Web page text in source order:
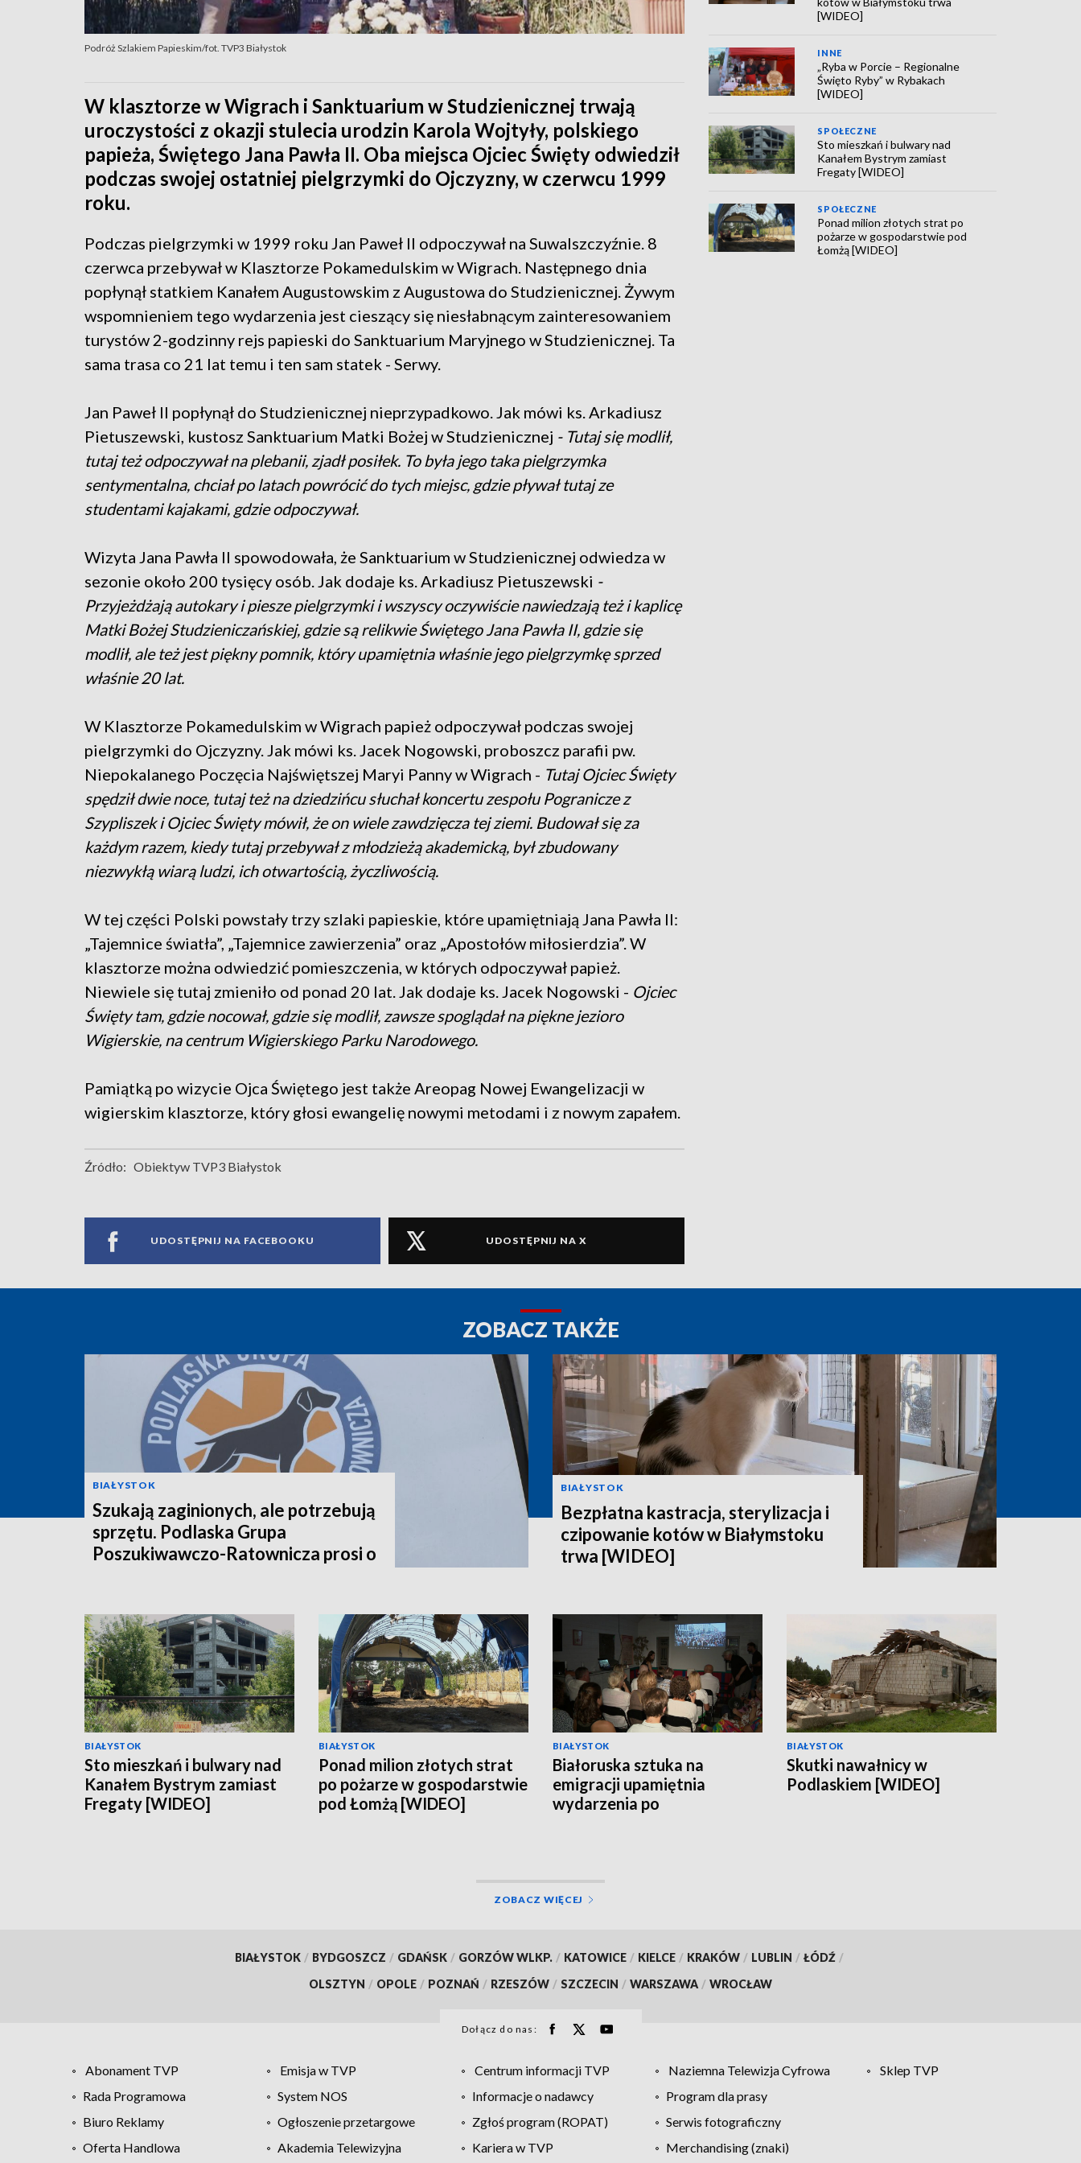
Podróż Szlakiem Papieskim/fot. TVP3 Białystok
W klasztorze w Wigrach i Sanktuarium w Studzienicznej trwają
uroczystości z okazji stulecia urodzin Karola Wojtyły, polskiego
papieża, Świętego Jana Pawła II. Oba miejsca Ojciec Święty odwiedził
podczas swojej ostatniej pielgrzymki do Ojczyzny, w czerwcu 1999
roku.
Podczas pielgrzymki w 1999 roku Jan Paweł II odpoczywał na Suwalszczyźnie. 8
czerwca przebywał w Klasztorze Pokamedulskim w Wigrach. Następnego dnia
popłynął statkiem Kanałem Augustowskim z Augustowa do Studzienicznej. Żywym
wspomnieniem tego wydarzenia jest cieszący się niesłabnącym zainteresowaniem
turystów 2-godzinny rejs papieski do Sanktuarium Maryjnego w Studzienicznej. Ta
sama trasa co 21 lat temu i ten sam statek - Serwy.
Jan Paweł II popłynął do Studzienicznej nieprzypadkowo. Jak mówi ks. Arkadiusz
Pietuszewski, kustosz Sanktuarium Matki Bożej w Studzienicznej - Tutaj się modlił,
tutaj też odpoczywał na plebanii, zjadł posiłek. To była jego taka pielgrzymka
sentymentalna, chciał po latach powrócić do tych miejsc, gdzie pływał tutaj ze
studentami kajakami, gdzie odpoczywał.
Wizyta Jana Pawła II spowodowała, że Sanktuarium w Studzienicznej odwiedza w
sezonie około 200 tysięcy osób. Jak dodaje ks. Arkadiusz Pietuszewski -
Przyjeżdżają autokary i piesze pielgrzymki i wszyscy oczywiście nawiedzają też i kaplicę
Matki Bożej Studzieniczańskiej, gdzie są relikwie Świętego Jana Pawła II, gdzie się
modlił, ale też jest piękny pomnik, który upamiętnia właśnie jego pielgrzymkę sprzed
właśnie 20 lat.
W Klasztorze Pokamedulskim w Wigrach papież odpoczywał podczas swojej
pielgrzymki do Ojczyzny. Jak mówi ks. Jacek Nogowski, proboszcz parafii pw.
Niepokalanego Poczęcia Najświętszej Maryi Panny w Wigrach - Tutaj Ojciec Święty
spędził dwie noce, tutaj też na dziedzińcu słuchał koncertu zespołu Pogranicze z
Szypliszek i Ojciec Święty mówił, że on wiele zawdzięcza tej ziemi. Budował się za
każdym razem, kiedy tutaj przebywał z młodzieżą akademicką, był zbudowany
niezwykłą wiarą ludzi, ich otwartością, życzliwością.
W tej części Polski powstały trzy szlaki papieskie, które upamiętniają Jana Pawła II:
„Tajemnice światła”, „Tajemnice zawierzenia” oraz „Apostołów miłosierdzia”. W
klasztorze można odwiedzić pomieszczenia, w których odpoczywał papież.
Niewiele się tutaj zmieniło od ponad 20 lat. Jak dodaje ks. Jacek Nogowski - Ojciec
Święty tam, gdzie nocował, gdzie się modlił, zawsze spoglądał na piękne jezioro
Wigierskie, na centrum Wigierskiego Parku Narodowego.
Pamiątką po wizycie Ojca Świętego jest także Areopag Nowej Ewangelizacji w
wigierskim klasztorze, który głosi ewangelię nowymi metodami i z nowym zapałem.
Źródło: Obiektyw TVP3 Białystok
UDOSTĘPNIJ NA FACEBOOKU UDOSTĘPNIJ NA X
[WIDEO]
INNE
„Ryba w Porcie – Regionalne
Święto Ryby” w Rybakach
[WIDEO]
SPOŁECZNE
Sto mieszkań i bulwary nad
Kanałem Bystrym zamiast
Fregaty [WIDEO]
SPOŁECZNE
Ponad milion złotych strat po
pożarze w gospodarstwie pod
Łomżą [WIDEO]
ZOBACZ TAKŻE
BIAŁYSTOK
Szukają zaginionych, ale potrzebują
sprzętu. Podlaska Grupa
Poszukiwawczo-Ratownicza prosi o
BIAŁYSTOK
Bezpłatna kastracja, sterylizacja i
czipowanie kotów w Białymstoku
trwa [WIDEO]
BIAŁYSTOK
Sto mieszkań i bulwary nad
Kanałem Bystrym zamiast
Fregaty [WIDEO]
BIAŁYSTOK
Ponad milion złotych strat
po pożarze w gospodarstwie
pod Łomżą [WIDEO]
BIAŁYSTOK
Białoruska sztuka na
emigracji upamiętnia
wydarzenia po
BIAŁYSTOK
Skutki nawałnicy w
Podlaskiem [WIDEO]
ZOBACZ WIĘCEJ
BIAŁYSTOK / BYDGOSZCZ / GDAŃSK / GORZÓW WLKP. / KATOWICE / KIELCE / KRAKÓW / LUBLIN / ŁÓDŹ /
OLSZTYN / OPOLE / POZNAŃ / RZESZÓW / SZCZECIN / WARSZAWA / WROCŁAW
Dołącz do nas:
Abonament TVP Emisja w TVP Centrum informacji TVP Naziemna Telewizja Cyfrowa
Sklep TVP
Rada Programowa
System NOS Informacje o nadawcy
Program dla prasy
Biuro Reklamy
Ogłoszenie przetargowe Zgłoś program (ROPAT)
Serwis fotograficzny
Oferta Handlowa
Akademia Telewizyjna Kariera w TVP Merchandising (znaki)